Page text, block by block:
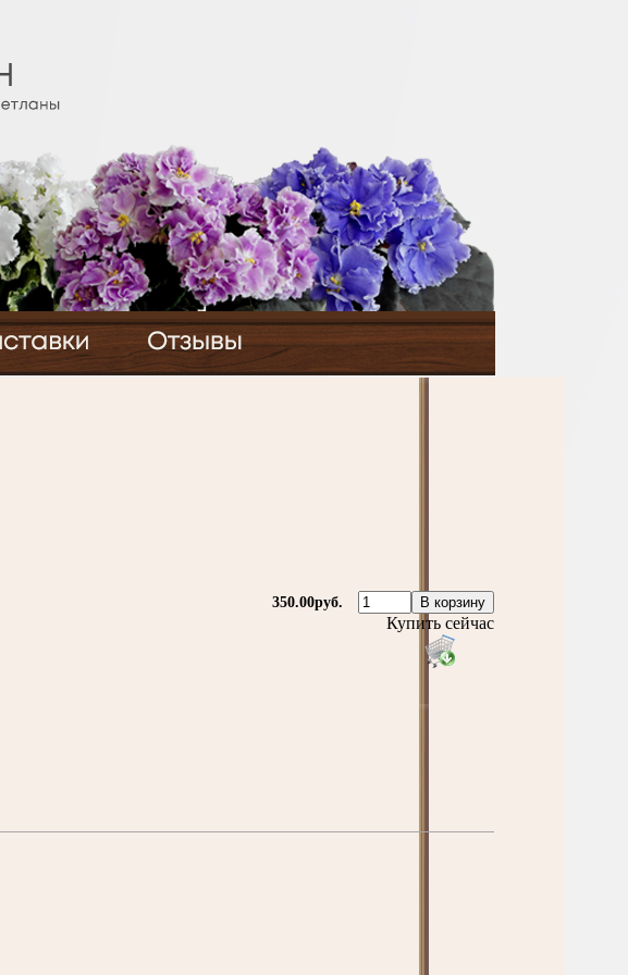
350.00руб.
Купить сейчас